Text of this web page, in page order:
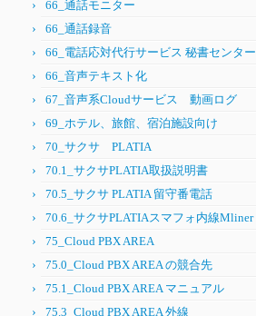
66_通話モニター
66_通話録音
66_電話応対代行サービス 秘書センター
66_音声テキスト化
67_音声系Cloudサービス 動画ログ
69_ホテル、旅館、宿泊施設向け
70_サクサ PLATIA
70.1_サクサPLATIA取扱説明書
70.5_サクサ PLATIA 留守番電話
70.6_サクサPLATIAスマフォ内線Mliner
75_Cloud PBX AREA
75.0_Cloud PBX AREA の競合先
75.1_Cloud PBX AREA マニュアル
75.3_Cloud PBX AREA 外線